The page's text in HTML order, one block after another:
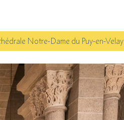
Notre-Dame du Puy-en-Velay